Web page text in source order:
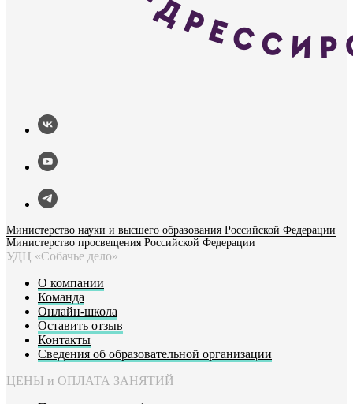
Министерство науки и высшего образования Российской Федерации
Министерство просвещения Российской Федерации
УДЦ «Собачье дело»
О компании
Команда
Онлайн-школа
Оставить отзыв
Контакты
Сведения об образовательной организации
ЦЕНЫ и ОПЛАТА ЗАНЯТИЙ